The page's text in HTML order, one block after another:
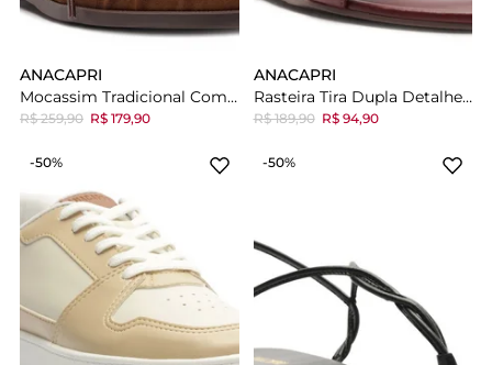
ANACAPRI
Mocassim Tradicional Com Amarração Marrom
R$ 259,90 R$ 179,90
ANACAPRI
Rasteira Tira Dupla Detalhes Lacinhos Vermelha
R$ 189,90 R$ 94,90
-50% -50%